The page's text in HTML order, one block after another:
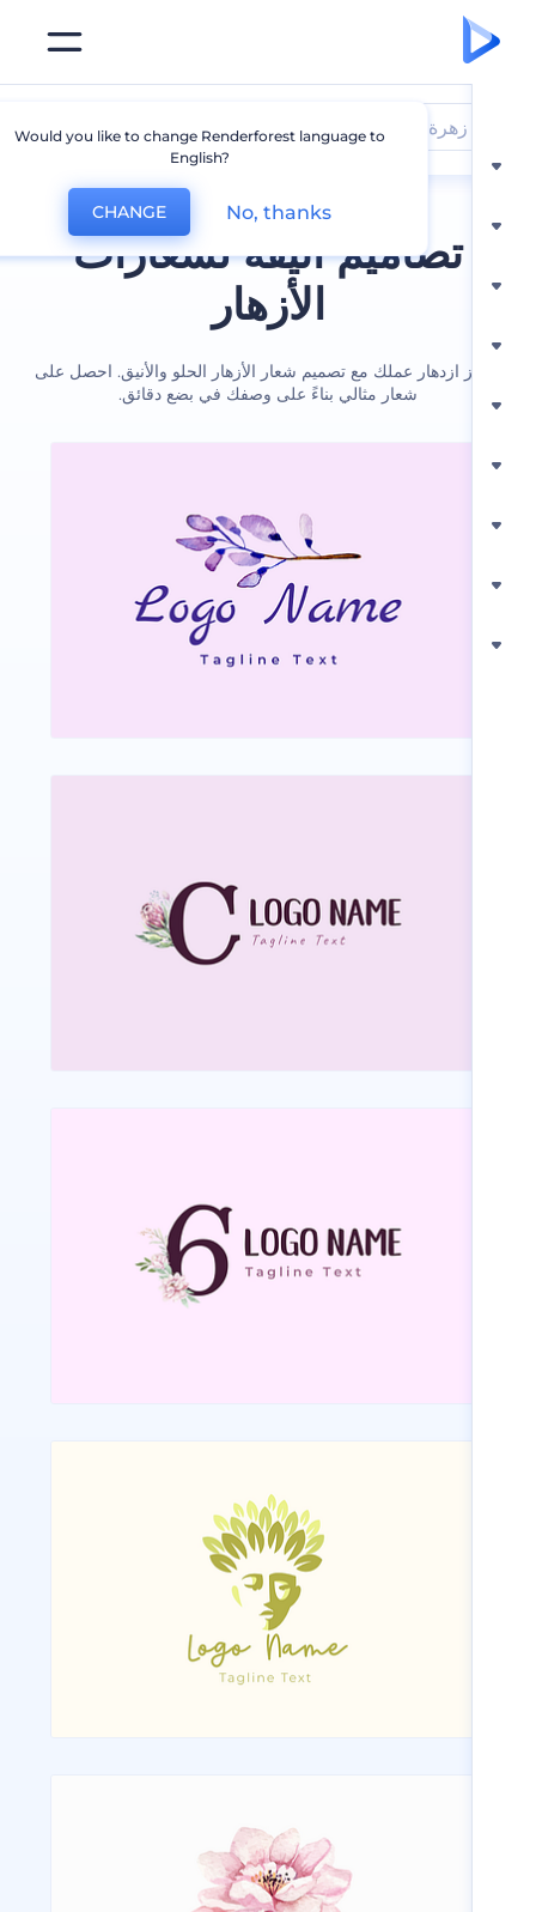
تصاميم انيقة لشعارات
الأزهار
ازدهار عملك مع تصميم شعار الأزهار الحلو والأنيق. احصل على
شعار مثالي بناءً على وصفك في بضع دقائق.
Would you like to change Renderforest language to
CHANGE No, thanks